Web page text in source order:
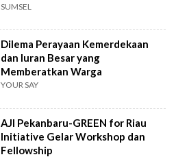
SUMSEL
Dilema Perayaan Kemerdekaan
dan Iuran Besar yang
Memberatkan Warga
YOUR SAY
AJI Pekanbaru-GREEN for Riau
Initiative Gelar Workshop dan
Fellowship